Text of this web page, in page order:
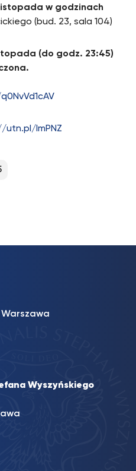
w godzinach
(bud. 23, sala 104)
(do godz. 23:45)
utn.pl/ImPNZ
Warszawa
Wyszyńskiego